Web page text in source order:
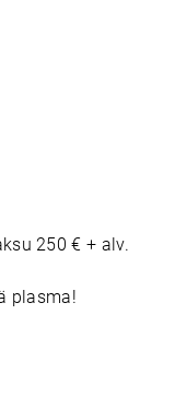
250 € + alv.
plasma!